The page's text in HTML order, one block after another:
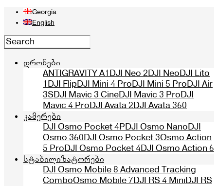
Georgia
English
დრონები
ANTIGRAVITY A1DJI Neo 2DJI NeoDJI Lito
1DJI FlipDJI Mini 4 ProDJI Mini 5 ProDJI Air
3SDJI Mavic 3 CineDJI Mavic 3 ProDJI
Mavic 4 ProDJI Avata 2DJI Avata 360
კამერები
DJI Osmo Pocket 4PDJI Osmo NanoDJI
Osmo 360DJI Osmo Pocket 3Osmo Action
5 ProDJI Osmo Pocket 4DJI Osmo Action 6
სტაბილიზატორები
DJI Osmo Mobile 8 Advanced Tracking
ComboOsmo Mobile 7DJI RS 4 MiniDJI RS